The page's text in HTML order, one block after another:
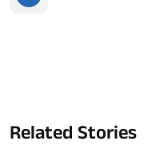
Related Stories